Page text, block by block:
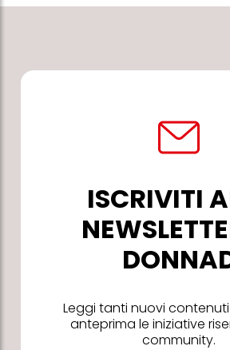
ISCRIVITI
Leggi tanti nuovi
anteprima le iniziative
community.